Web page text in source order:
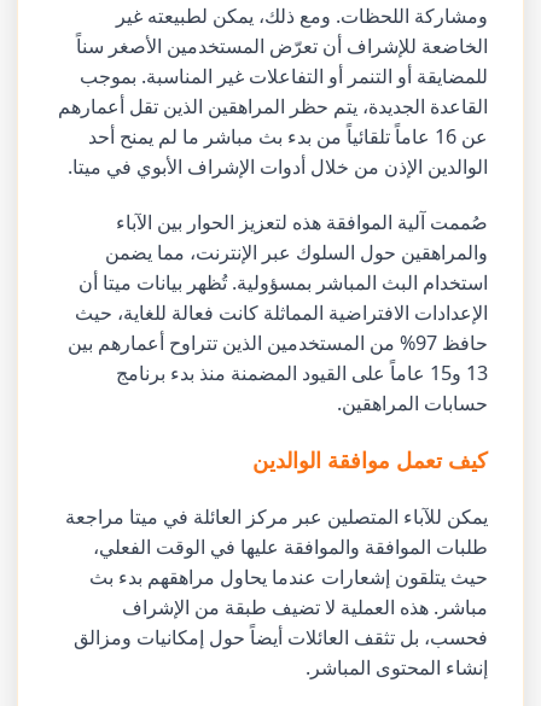
ومشاركة اللحظات. ومع ذلك، يمكن لطبيعته غير
الخاضعة للإشراف أن تعرّض المستخدمين الأصغر سناً
للمضايقة أو التنمر أو التفاعلات غير المناسبة. بموجب
القاعدة الجديدة، يتم حظر المراهقين الذين تقل أعمارهم
عن 16 عاماً تلقائياً من بدء بث مباشر ما لم يمنح أحد
الوالدين الإذن من خلال أدوات الإشراف الأبوي في ميتا.
صُممت آلية الموافقة هذه لتعزيز الحوار بين الآباء
والمراهقين حول السلوك عبر الإنترنت، مما يضمن
استخدام البث المباشر بمسؤولية. تُظهر بيانات ميتا أن
الإعدادات الافتراضية المماثلة كانت فعالة للغاية، حيث
حافظ 97% من المستخدمين الذين تتراوح أعمارهم بين
13 و15 عاماً على القيود المضمنة منذ بدء برنامج
حسابات المراهقين.
كيف تعمل موافقة الوالدين
يمكن للآباء المتصلين عبر مركز العائلة في ميتا مراجعة
طلبات الموافقة والموافقة عليها في الوقت الفعلي،
حيث يتلقون إشعارات عندما يحاول مراهقهم بدء بث
مباشر. هذه العملية لا تضيف طبقة من الإشراف
فحسب، بل تثقف العائلات أيضاً حول إمكانيات ومزالق
إنشاء المحتوى المباشر.